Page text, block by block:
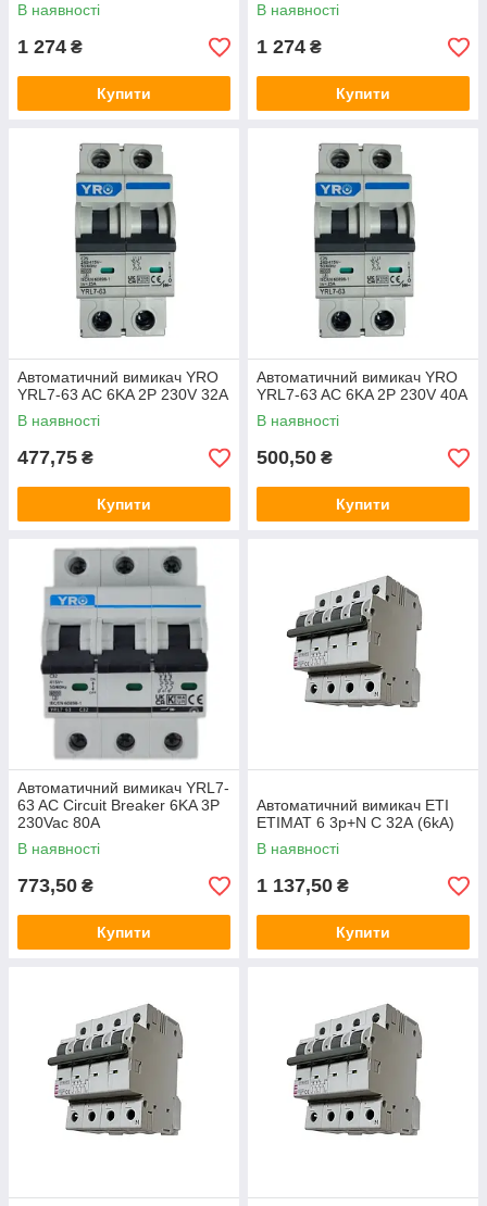
В наявності
1 274 ₴
Купити
В наявності
1 274 ₴
Купити
Автоматичний вимикач YRO
YRL7-63 AC 6KA 2P 230V 32A
В наявності
477,75 ₴
Купити
Автоматичний вимикач YRO
YRL7-63 AC 6KA 2P 230V 40A
В наявності
500,50 ₴
Купити
Автоматичний вимикач YRL7-
63 AC Circuit Breaker 6KA 3P
230Vac 80A
В наявності
773,50 ₴
Купити
Автоматичний вимикач ETI
ETIMAT 6 3p+N C 32А (6kA)
В наявності
1 137,50 ₴
Купити